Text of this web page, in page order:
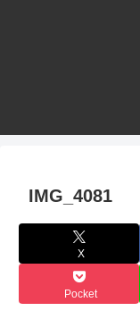
IMG_4081
X
Pocket